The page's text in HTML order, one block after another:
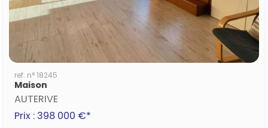
ref. n° 18245
Maison
AUTERIVE
Prix : 398 000 €*